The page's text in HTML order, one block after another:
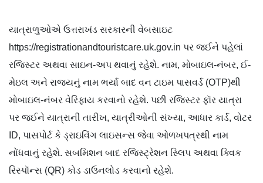
યાત્રાળુઓએ ઉત્તરાખંડ સરકારની વેબસાઇટ
https://registrationandtouristcare.uk.gov.in પર જઈને પહેલાં
રજિસ્ટર અથવા સાઇન-અપ થવાનું રહેશે. નામ, મોબાઇલ-નંબર, ઈ-
મેઇલ અને રાજ્યનું નામ ભર્યા બાદ વન ટાઇમ પાસવર્ડ (OTP)થી
મોબાઇલ-નંબર વેરિફાય કરવાનો રહેશે. પછી રજિસ્ટર ફૉર યાત્રા
પર જઈને યાત્રાની તારીખ, યાત્રીઓની સંખ્યા, આધાર કાર્ડ, વોટર
ID, પાસપોર્ટ કે ડ્રાઇવિંગ લાઇસન્સ જેવા ઓળખપત્રથી નામ
નોંધવાનું રહેશે. સબમિશન બાદ રજિસ્ટ્રેશન સ્લિપ અથવા ક્વિક
રિસ્પૉન્સ (QR) કોડ ડાઉનલોડ કરવાનો રહેશે.